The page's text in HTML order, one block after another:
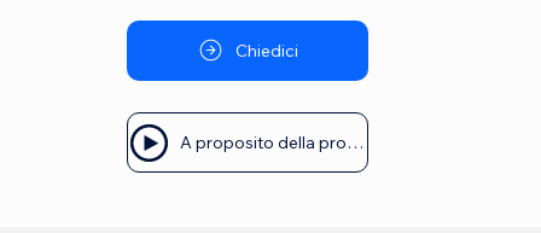
Постійне підвищення професіоналізму
призводить до розвитку особистості
коуча. Такий підхід допомагає коучу не
житті, покращуючи якість взаємодії з
оточуючими та сприяючи особистому
Chiedici
A proposito della professione